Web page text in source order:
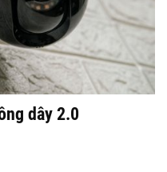
dây 2.0